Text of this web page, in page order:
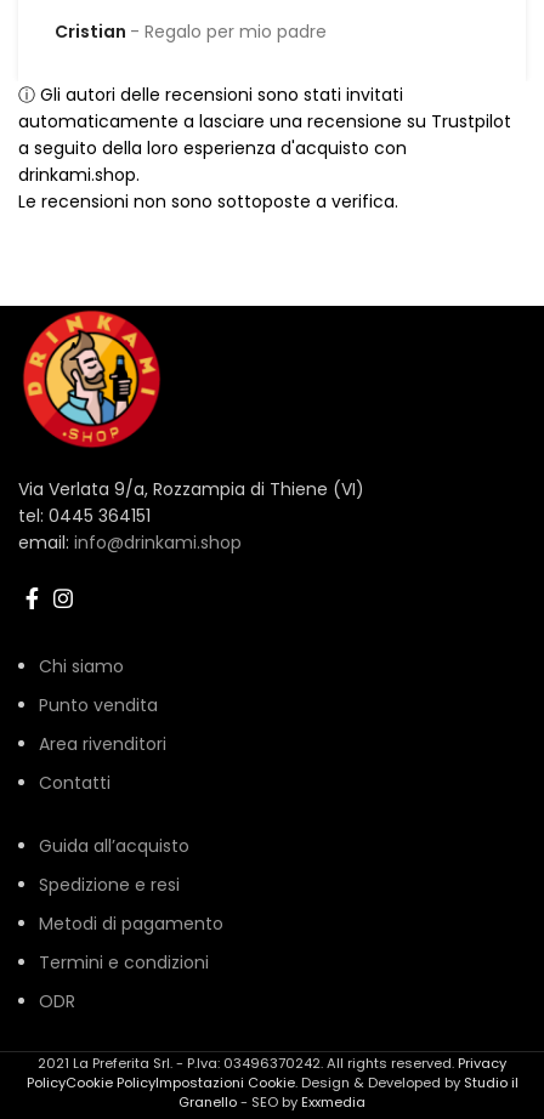
Cristian
Regalo per mio padre
ⓘ Gli autori delle recensioni sono stati invitati
automaticamente a lasciare una recensione su Trustpilot
a seguito della loro esperienza d'acquisto con
drinkami.shop.
Le recensioni non sono sottoposte a verifica.
Via Verlata 9/a, Rozzampia di Thiene (VI)
tel: 0445 364151
email: info@drinkami.shop
Chi siamo
Punto vendita
Area rivenditori
Contatti
Guida all’acquisto
Spedizione e resi
Metodi di pagamento
Termini e condizioni
ODR
2021 La Preferita Srl. - P.Iva: 03496370242. All rights reserved.Privacy
PolicyCookie PolicyImpostazioni Cookie. Design & Developed by Studio il
Granello- SEO byExxmedia